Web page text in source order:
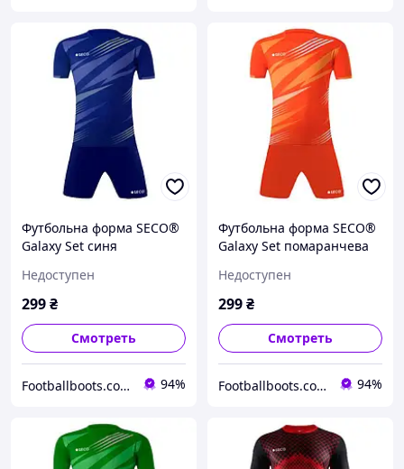
Футбольна форма SECO®
Galaxy Set синя
Недоступен
299₴
Смотреть
Footballboots.com.ua 94%
Футбольна форма SECO®
Galaxy Set помаранчева
Недоступен
299₴
Смотреть
Footballboots.com.ua 94%